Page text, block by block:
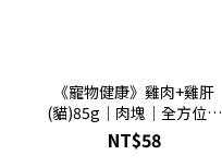
《寵物健康》雞肉+雞肝
(貓)85g｜肉塊｜全方位｜
鮮肉主食餐包｜貓主食罐
｜WELLNESS｜Healthy
NT$58